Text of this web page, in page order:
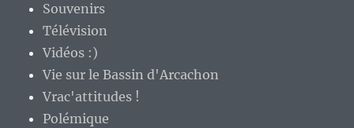
Souvenirs
Télévision
Vidéos :)
Vie sur le Bassin d'Arcachon
Vrac'attitudes !
Polémique